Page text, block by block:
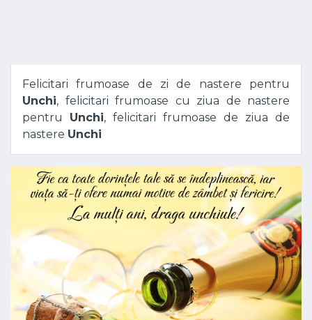
Felicitari frumoase de zi de nastere pentru
Unchi, felicitari frumoase cu ziua de nastere
pentru Unchi, felicitari frumoase de ziua de
nastere Unchi